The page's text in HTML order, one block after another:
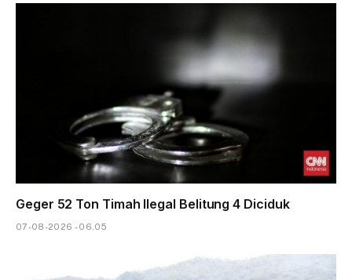
Geger 52 Ton Timah Ilegal Belitung 4 Diciduk
07-08-2026 - 06.05